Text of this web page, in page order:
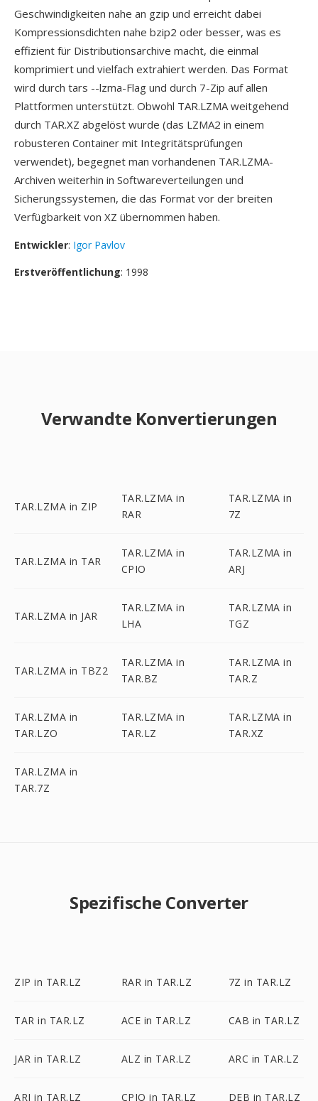
Geschwindigkeiten nahe an gzip und erreicht dabei
Kompressionsdichten nahe bzip2 oder besser, was es
effizient für Distributionsarchive macht, die einmal
komprimiert und vielfach extrahiert werden. Das Format
wird durch tars --lzma-Flag und durch 7-Zip auf allen
Plattformen unterstützt. Obwohl TAR.LZMA weitgehend
durch TAR.XZ abgelöst wurde (das LZMA2 in einem
robusteren Container mit Integritätsprüfungen
verwendet), begegnet man vorhandenen TAR.LZMA-
Archiven weiterhin in Softwareverteilungen und
Sicherungssystemen, die das Format vor der breiten
Verfügbarkeit von XZ übernommen haben.
Entwickler: Igor Pavlov
Erstveröffentlichung: 1998
Verwandte Konvertierungen
TAR.LZMA in ZIP
TAR.LZMA in
RAR
TAR.LZMA in
7Z
TAR.LZMA in TAR
TAR.LZMA in
CPIO
TAR.LZMA in
ARJ
TAR.LZMA in JAR
TAR.LZMA in
LHA
TAR.LZMA in
TGZ
TAR.LZMA in TBZ2
TAR.LZMA in
TAR.BZ
TAR.LZMA in
TAR.Z
TAR.LZMA in
TAR.LZO
TAR.LZMA in
TAR.LZ
TAR.LZMA in
TAR.XZ
TAR.LZMA in
TAR.7Z
Spezifische Converter
ZIP in TAR.LZ RAR in TAR.LZ 7Z in TAR.LZ
TAR in TAR.LZ ACE in TAR.LZ CAB in TAR.LZ
JAR in TAR.LZ ALZ in TAR.LZ ARC in TAR.LZ
ARJ in TAR.LZ CPIO in TAR.LZ DEB in TAR.LZ